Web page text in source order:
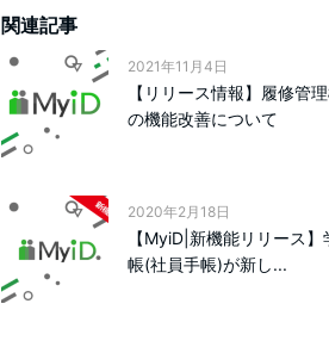
関連記事
2021年11月4日
【リリース情報】履修管
の機能改善について
2020年2月18日
【MyiD|新機能リリース】
帳(社員手帳)が新し...